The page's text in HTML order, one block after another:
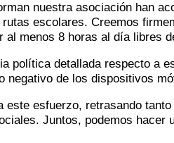
nuestra asociación han
escolares. Creemos
menos 8 horas al día libres
política detallada respecto a
de los dispositivos
esfuerzo, retrasando
Juntos, podemos